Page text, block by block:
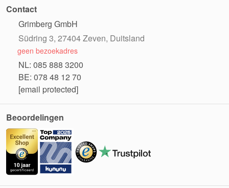
Contact
Grimberg GmbH
Südring 3, 27404 Zeven, Duitsland
geen bezoekadres
NL: 085 888 3200
BE: 078 48 12 70
[email protected]
Beoordelingen